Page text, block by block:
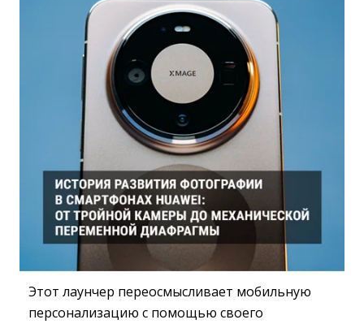
Этот лаунчер переосмысливает мобильную
персонализацию с помощью своего